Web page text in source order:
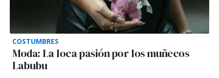
COSTUMBRES
Moda: La loca pasión por los muñecos
Labubu